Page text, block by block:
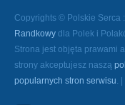
Copyrights © Polskie Serca
Randkowy dla Polek i
Strona jest objęta prawami
strony akceptujesz naszą
popularnych stron serwisu. |